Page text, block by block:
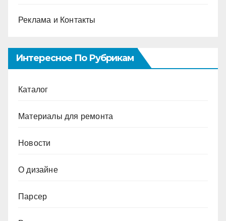
Реклама и Контакты
Интересное По Рубрикам
Каталог
Материалы для ремонта
Новости
О дизайне
Парсер